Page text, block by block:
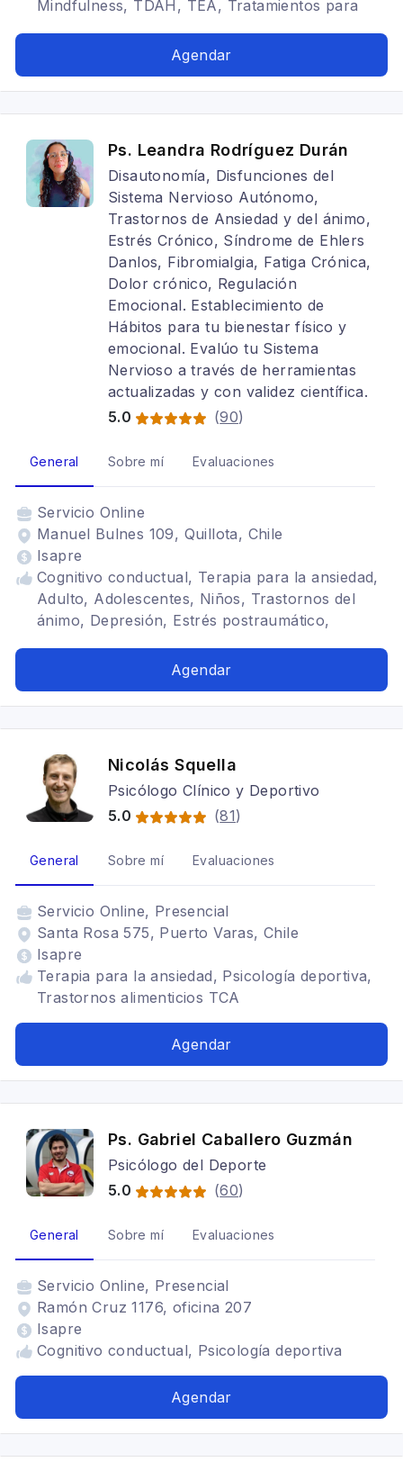
Mindfulness, TDAH, TEA, Tratamientos para
postraumático, Neuropsicologia
Agendar
Ps. Leandra Rodríguez Durán
Disautonomía, Disfunciones del
Sistema Nervioso Autónomo,
Trastornos de Ansiedad y del ánimo,
Estrés Crónico, Síndrome de Ehlers
Danlos, Fibromialgia, Fatiga Crónica,
Dolor crónico, Regulación
Emocional. Establecimiento de
Hábitos para tu bienestar físico y
emocional. Evalúo tu Sistema
Nervioso a través de herramientas
actualizadas y con validez científica.
5.0
(90)
General Sobre mí Evaluaciones
Servicio Online
Manuel Bulnes 109, Quillota, Chile
Isapre
Cognitivo conductual, Terapia para la ansiedad,
Adulto, Adolescentes, Niños, Trastornos del
ánimo, Depresión, Estrés postraumático,
Sistema nervioso autónomo, Disautonomía,
Infantojuvenil, epigenética
Agendar
Nicolás Squella
Psicólogo Clínico y Deportivo
5.0
(81)
General Sobre mí Evaluaciones
Servicio Online, Presencial
Santa Rosa 575, Puerto Varas, Chile
Isapre
Terapia para la ansiedad, Psicología deportiva,
Trastornos alimenticios TCA
Agendar
Ps. Gabriel Caballero Guzmán
Psicólogo del Deporte
5.0
(60)
General Sobre mí Evaluaciones
Servicio Online, Presencial
Ramón Cruz 1176, oficina 207
Isapre
Cognitivo conductual, Psicología deportiva
Agendar